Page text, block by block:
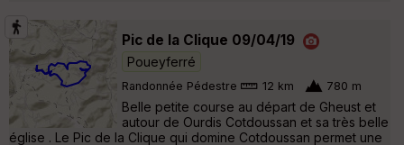
Pic de la Clique 09/04/19
Poueyferré
Randonnée Pédestre 12 km 780 m
Belle petite course au départ de Gheust et
autour de Ourdis Cotdoussan et sa très belle
église . Le Pic de la Clique qui domine Cotdoussan permet une